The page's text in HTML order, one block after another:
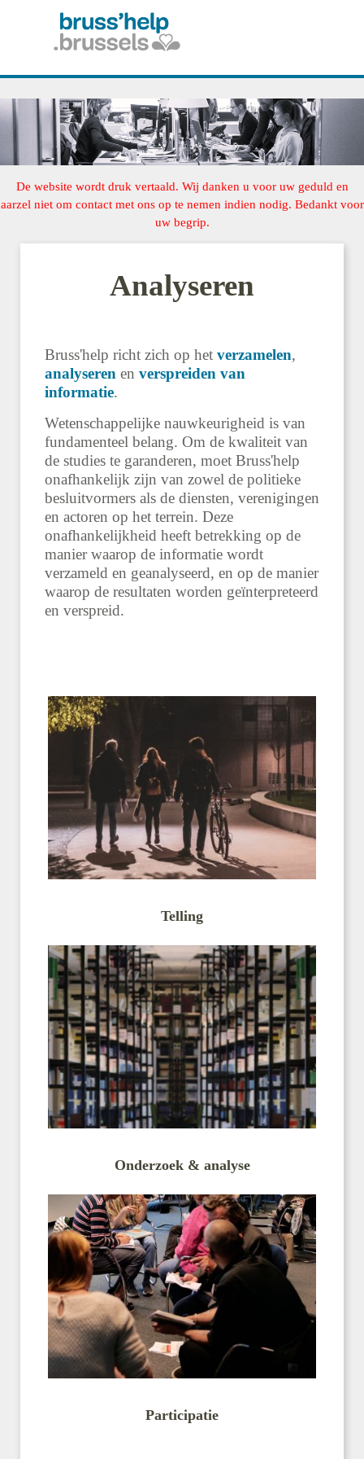
De website wordt druk vertaald. Wij danken u voor uw geduld en
aarzel niet om contact met ons op te nemen indien nodig. Bedankt voor
uw begrip.
Analyseren
Bruss'help richt zich op het verzamelen,
analyseren en verspreiden van
informatie.
Wetenschappelijke nauwkeurigheid is van
fundamenteel belang. Om de kwaliteit van
de studies te garanderen, moet Bruss'help
onafhankelijk zijn van zowel de politieke
besluitvormers als de diensten, verenigingen
en actoren op het terrein. Deze
onafhankelijkheid heeft betrekking op de
manier waarop de informatie wordt
verzameld en geanalyseerd, en op de manier
waarop de resultaten worden geïnterpreteerd
en verspreid.
Telling
Onderzoek & analyse
Participatie